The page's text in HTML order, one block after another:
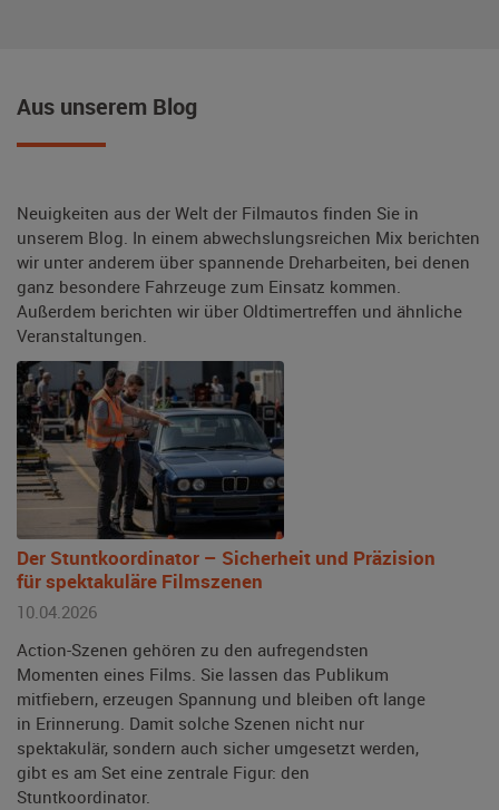
Aus unserem Blog
Neuigkeiten aus der Welt der Filmautos finden Sie in
unserem Blog. In einem abwechslungsreichen Mix berichten
wir unter anderem über spannende Dreharbeiten, bei denen
ganz besondere Fahrzeuge zum Einsatz kommen.
Außerdem berichten wir über Oldtimertreffen und ähnliche
Veranstaltungen.
Der Stuntkoordinator – Sicherheit und Präzision
für spektakuläre Filmszenen
10.04.2026
Action-Szenen gehören zu den aufregendsten
Momenten eines Films. Sie lassen das Publikum
mitfiebern, erzeugen Spannung und bleiben oft lange
in Erinnerung. Damit solche Szenen nicht nur
spektakulär, sondern auch sicher umgesetzt werden,
gibt es am Set eine zentrale Figur: den
Stuntkoordinator.